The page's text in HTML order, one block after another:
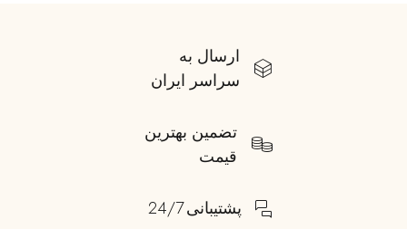
ارسال به
سراسر ایران
تضمین بهترین
قیمت
پشتیبانی 24/7